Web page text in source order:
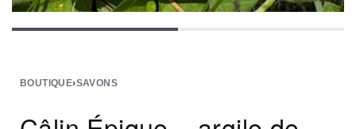
BOUTIQUE›SAVONS